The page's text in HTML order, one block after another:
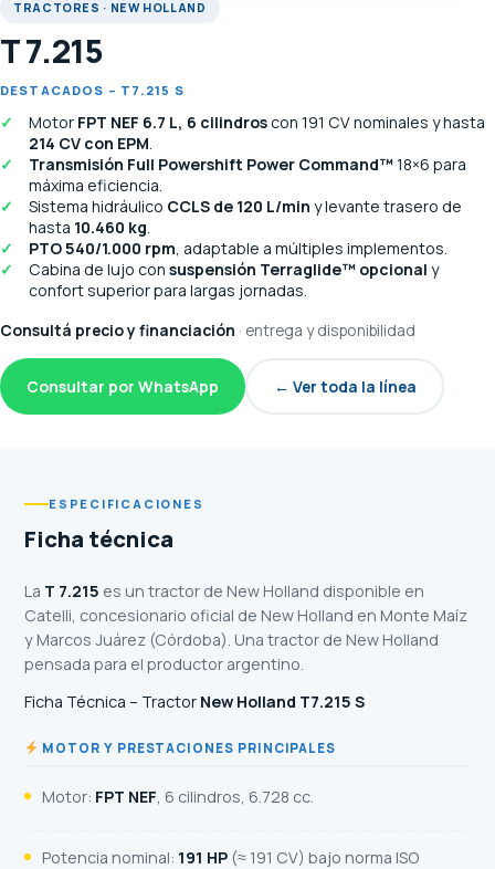
TRACTORES · NEW HOLLAND
T 7.215
DESTACADOS – T7.215 S
Motor FPT NEF 6.7 L, 6 cilindroscon 191 CV nominales y hasta
214 CV con EPM.
Transmisión Full Powershift Power Command™18×6 para
máxima eficiencia.
Sistema hidráulico CCLS de 120 L/min y levante trasero de
hasta 10.460 kg.
PTO 540/1.000 rpm, adaptable a múltiples implementos.
Cabina de lujo con suspensión Terraglide™ opcional y
confort superior para largas jornadas.
Consultá precio y financiación · entrega y disponibilidad
Consultar por WhatsApp ← Ver toda la línea
ESPECIFICACIONES
Ficha técnica
La T 7.215 es un tractor de New Holland disponible en
Catelli, concesionario oficial de New Holland en Monte Maíz
y Marcos Juárez (Córdoba). Una tractor de New Holland
pensada para el productor argentino.
Ficha Técnica – Tractor New Holland T7.215 S
MOTOR Y PRESTACIONES PRINCIPALES
Motor: FPT NEF, 6 cilindros, 6.728 cc.
Potencia nominal: 191 HP (≈ 191 CV) bajo norma ISO